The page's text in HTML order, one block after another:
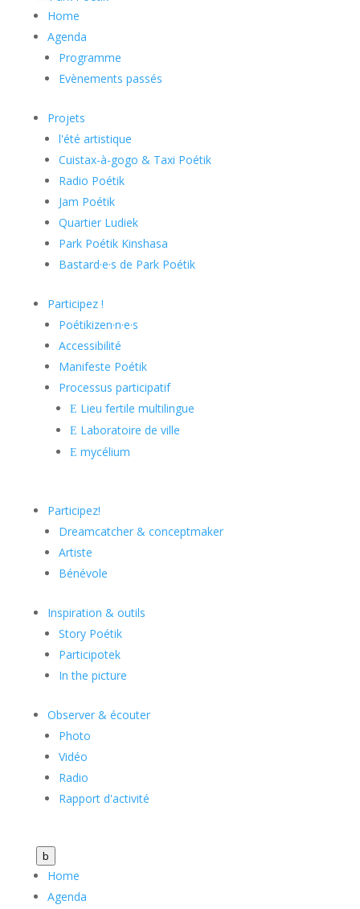
Home
Agenda
Programme
Evènements passés
Projets
l'été artistique
Cuistax-à-gogo & Taxi Poétik
Radio Poétik
Jam Poétik
Quartier Ludiek
Park Poétik Kinshasa
Bastard·e·s de Park Poétik
Participez !
Poétikizen·n·e·s
Accessibilité
Manifeste Poétik
Processus participatif
E Lieu fertile multilingue
E Laboratoire de ville
E mycélium
Participez!
Dreamcatcher & conceptmaker
Artiste
Bénévole
Inspiration & outils
Story Poétik
Participotek
In the picture
Observer & écouter
Photo
Vidéo
Radio
Rapport d'activité
b
Home
Agenda